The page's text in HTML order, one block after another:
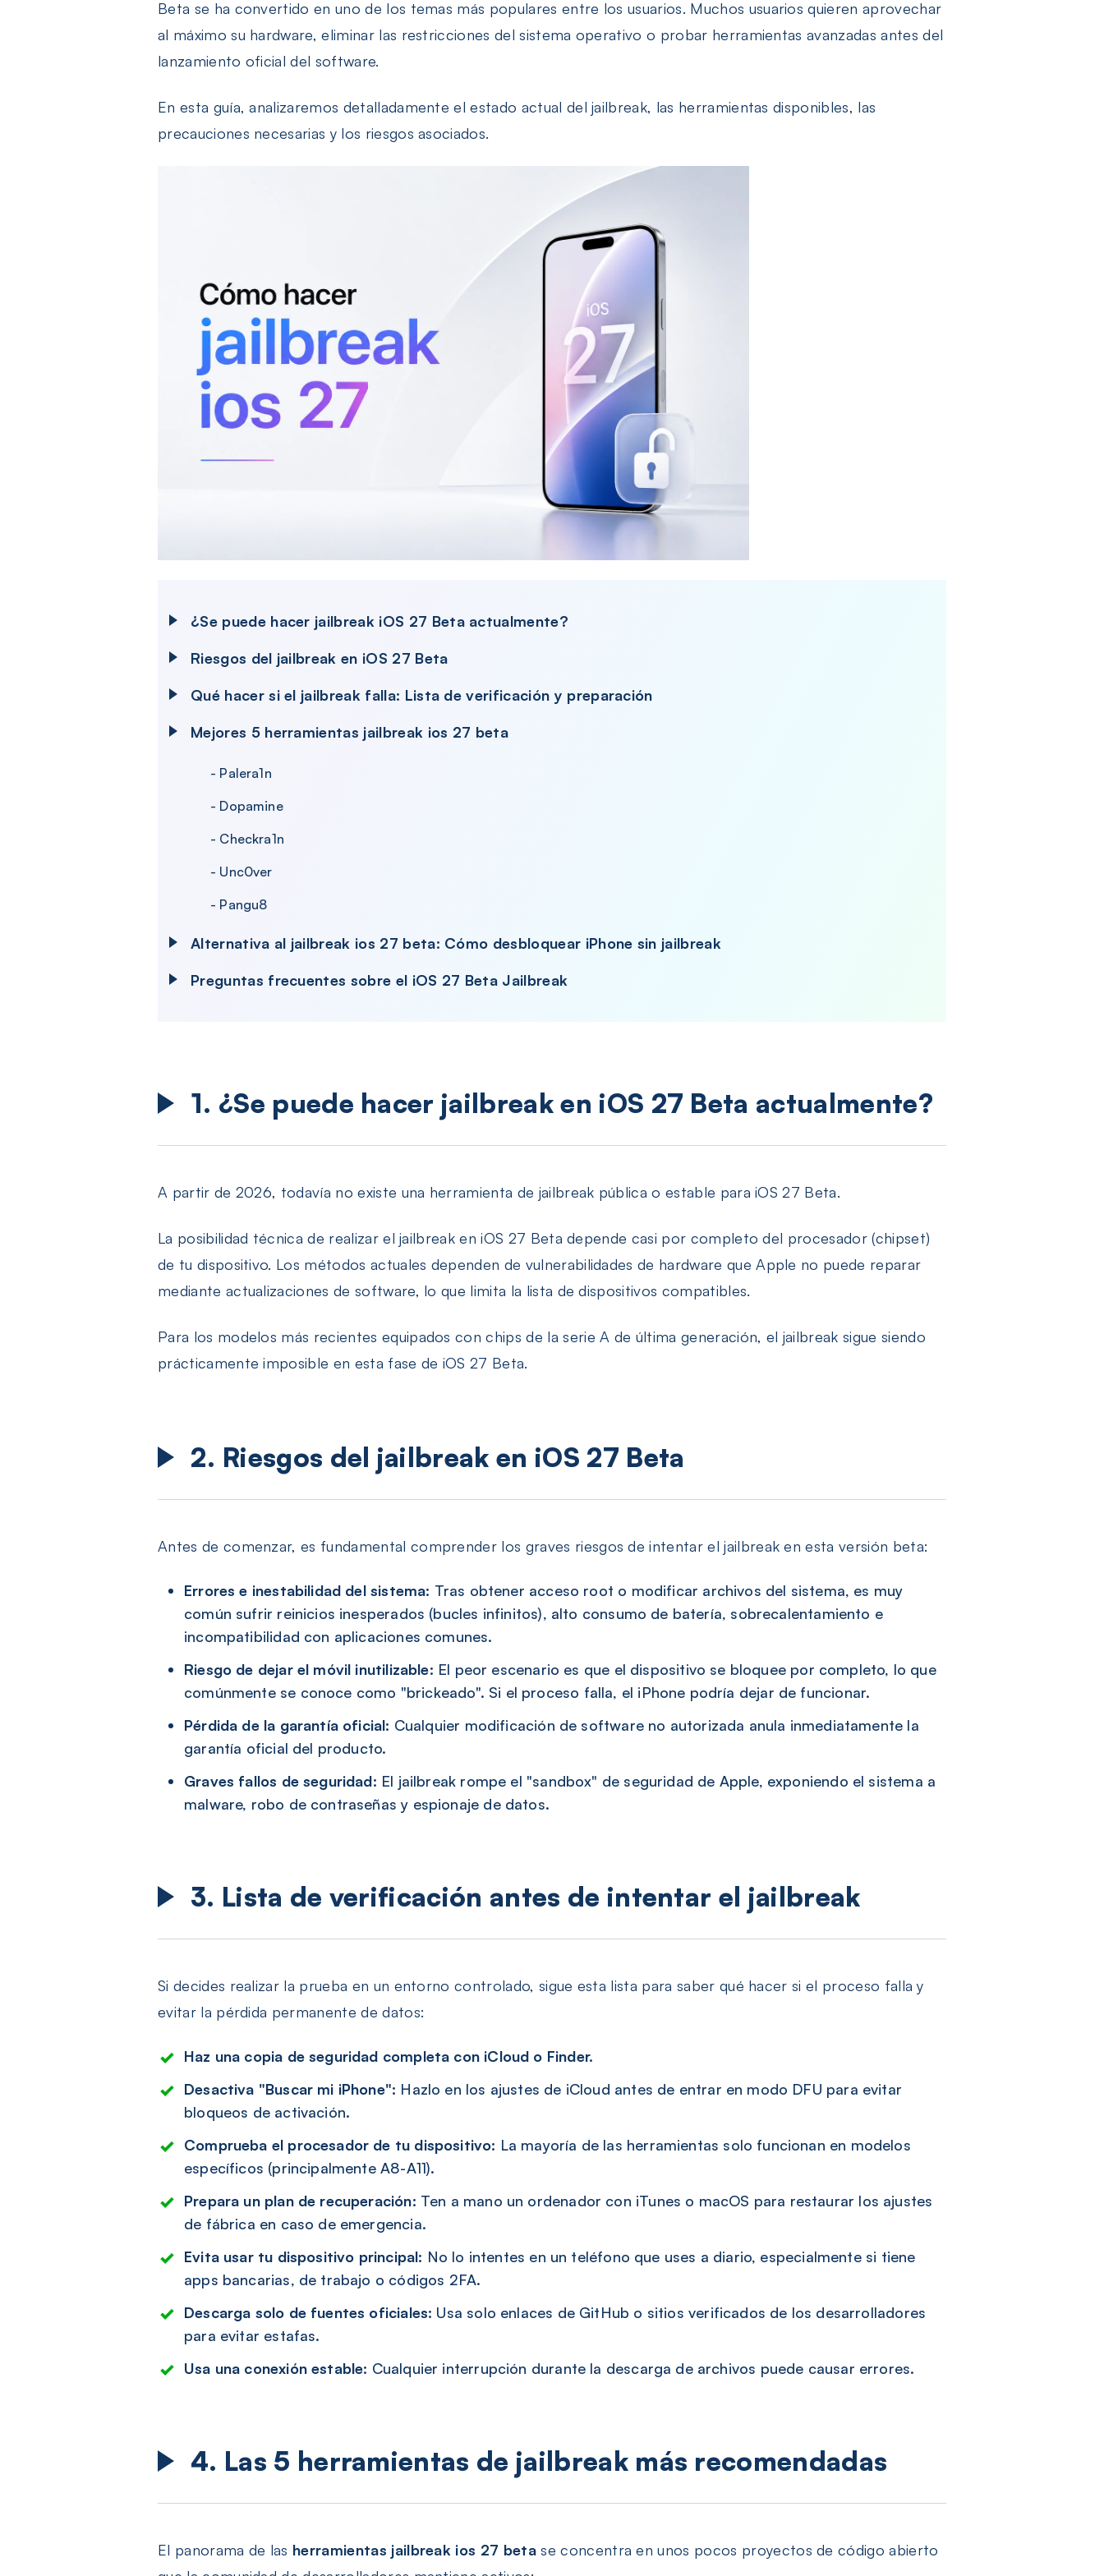
iPhone/iPad
Beta se ha convertido en uno de los temas más populares entre los usuarios. Muchos usuarios quieren aprovechar
al máximo su hardware, eliminar las restricciones del sistema operativo o probar herramientas avanzadas antes del
lanzamiento oficial del software.
En esta guía, analizaremos detalladamente el estado actual del jailbreak, las herramientas disponibles, las
precauciones necesarias y los riesgos asociados.
¿Se puede hacer jailbreak iOS 27 Beta actualmente?
Riesgos del jailbreak en iOS 27 Beta
Qué hacer si el jailbreak falla: Lista de verificación y preparación
Mejores 5 herramientas jailbreak ios 27 beta
- Palera1n
- Dopamine
- Checkra1n
- Unc0ver
- Pangu8
Alternativa al jailbreak ios 27 beta: Cómo desbloquear iPhone sin jailbreak
Preguntas frecuentes sobre el iOS 27 Beta Jailbreak
1. ¿Se puede hacer jailbreak en iOS 27 Beta actualmente?
A partir de 2026, todavía no existe una herramienta de jailbreak pública o estable para iOS 27 Beta.
La posibilidad técnica de realizar el jailbreak en iOS 27 Beta depende casi por completo del procesador (chipset)
de tu dispositivo. Los métodos actuales dependen de vulnerabilidades de hardware que Apple no puede reparar
mediante actualizaciones de software, lo que limita la lista de dispositivos compatibles.
Para los modelos más recientes equipados con chips de la serie A de última generación, el jailbreak sigue siendo
prácticamente imposible en esta fase de iOS 27 Beta.
2. Riesgos del jailbreak en iOS 27 Beta
Antes de comenzar, es fundamental comprender los graves riesgos de intentar el jailbreak en esta versión beta:
Errores e inestabilidad del sistema: Tras obtener acceso root o modificar archivos del sistema, es muy
común sufrir reinicios inesperados (bucles infinitos), alto consumo de batería, sobrecalentamiento e
incompatibilidad con aplicaciones comunes.
Riesgo de dejar el móvil inutilizable: El peor escenario es que el dispositivo se bloquee por completo, lo que
comúnmente se conoce como "brickeado". Si el proceso falla, el iPhone podría dejar de funcionar.
Pérdida de la garantía oficial: Cualquier modificación de software no autorizada anula inmediatamente la
garantía oficial del producto.
Graves fallos de seguridad: El jailbreak rompe el "sandbox" de seguridad de Apple, exponiendo el sistema a
malware, robo de contraseñas y espionaje de datos.
3. Lista de verificación antes de intentar el jailbreak
Si decides realizar la prueba en un entorno controlado, sigue esta lista para saber qué hacer si el proceso falla y
evitar la pérdida permanente de datos:
Haz una copia de seguridad completa con iCloud o Finder.
Desactiva "Buscar mi iPhone": Hazlo en los ajustes de iCloud antes de entrar en modo DFU para evitar
bloqueos de activación.
Comprueba el procesador de tu dispositivo: La mayoría de las herramientas solo funcionan en modelos
específicos (principalmente A8-A11).
Prepara un plan de recuperación: Ten a mano un ordenador con iTunes o macOS para restaurar los ajustes
de fábrica en caso de emergencia.
Evita usar tu dispositivo principal: No lo intentes en un teléfono que uses a diario, especialmente si tiene
apps bancarias, de trabajo o códigos 2FA.
Descarga solo de fuentes oficiales: Usa solo enlaces de GitHub o sitios verificados de los desarrolladores
para evitar estafas.
Usa una conexión estable: Cualquier interrupción durante la descarga de archivos puede causar errores.
4. Las 5 herramientas de jailbreak más recomendadas
El panorama de las herramientas jailbreak ios 27 betase concentra en unos pocos proyectos de código abierto